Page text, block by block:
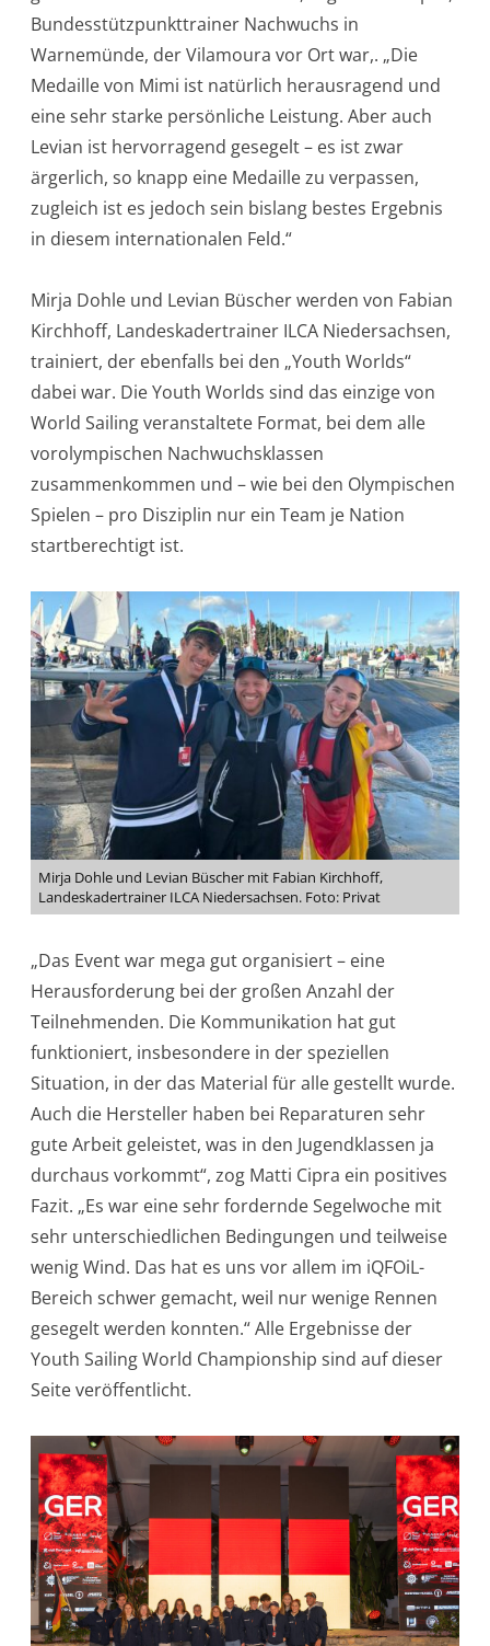
Bundesstützpunkttrainer Nachwuchs in
Warnemünde, der Vilamoura vor Ort war,. „Die
Medaille von Mimi ist natürlich herausragend und
eine sehr starke persönliche Leistung. Aber auch
Levian ist hervorragend gesegelt – es ist zwar
ärgerlich, so knapp eine Medaille zu verpassen,
zugleich ist es jedoch sein bislang bestes Ergebnis
in diesem internationalen Feld.“
Mirja Dohle und Levian Büscher werden von Fabian
Kirchhoff, Landeskadertrainer ILCA Niedersachsen,
trainiert, der ebenfalls bei den „Youth Worlds“
dabei war. Die Youth Worlds sind das einzige von
World Sailing veranstaltete Format, bei dem alle
vorolympischen Nachwuchsklassen
zusammenkommen und – wie bei den Olympischen
Spielen – pro Disziplin nur ein Team je Nation
startberechtigt ist.
Mirja Dohle und Levian Büscher mit Fabian Kirchhoff,
Landeskadertrainer ILCA Niedersachsen. Foto: Privat
„Das Event war mega gut organisiert – eine
Herausforderung bei der großen Anzahl der
Teilnehmenden. Die Kommunikation hat gut
funktioniert, insbesondere in der speziellen
Situation, in der das Material für alle gestellt wurde.
Auch die Hersteller haben bei Reparaturen sehr
gute Arbeit geleistet, was in den Jugendklassen ja
durchaus vorkommt“, zog Matti Cipra ein positives
Fazit. „Es war eine sehr fordernde Segelwoche mit
sehr unterschiedlichen Bedingungen und teilweise
wenig Wind. Das hat es uns vor allem im iQFOiL-
Bereich schwer gemacht, weil nur wenige Rennen
gesegelt werden konnten.“ Alle Ergebnisse der
Youth Sailing World Championship sind auf dieser
Seite veröffentlicht.